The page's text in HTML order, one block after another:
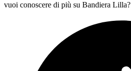
vuoi conoscere di più su Bandiera Lilla?